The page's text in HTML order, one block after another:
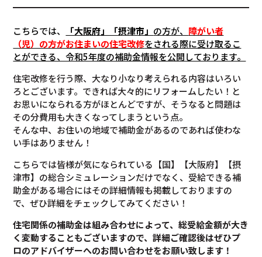
こちらでは、 「大阪府」「摂津市」 の方が、 障がい者
（児）の方がお住まいの住宅改修をされる際に受け取るこ
とができる、令和5年度の補助金情報を公開しております。
住宅改修を行う際、大なり小なり考えられる内容はいろい
ろとございます。できれば大々的にリフォームしたい！と
お思いになられる方がほとんどですが、そうなると問題は
その分費用も大きくなってしまうという点。
そんな中、お住いの地域で補助金があるのであれば使わな
い手はありません！
こちらでは皆様が気になられている【国】【大阪府】【摂
津市】の総合シミュレーションだけでなく、受給できる補
助金がある場合にはその詳細情報も掲載しておりますの
で、ぜひ詳細をチェックしてみてください！
住宅関係の補助金は組み合わせによって、総受給金額が大き
く変動することもございますので、詳細ご確認後はぜひプ
ロのアドバイザーへのお問い合わせをお願い致します！